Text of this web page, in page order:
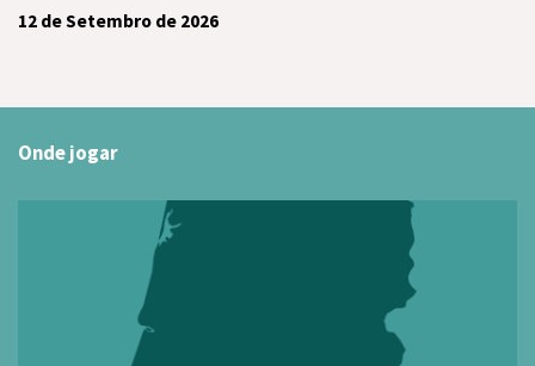
12 de Setembro de 2026
Onde jogar